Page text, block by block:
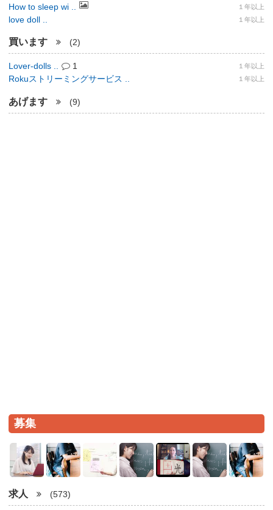
How to sleep wi .. １年以上
love doll .. １年以上
買います (2)
Lover-dolls .. 1 １年以上
Rokuストリーミングサービス .. １年以上
あげます (9)
募集
求人 (573)